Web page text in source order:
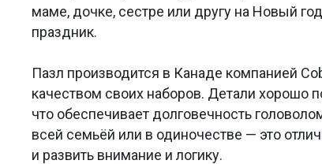
маме, дочке, сестре или другу на Новый
праздник.
Пазл производится в Канаде компанией
качеством своих наборов. Детали хорошо
что обеспечивает долговечность
всей семьёй или в одиночестве — это
и развить внимание и логику.